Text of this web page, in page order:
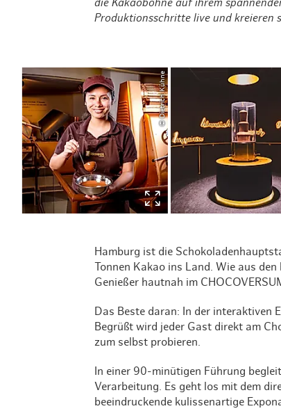
die Kakaobohne auf ihrem
Produktionsschritte live und kreieren
© Dietrich Kühne
Hamburg ist die
Tonnen Kakao ins Land. Wie aus
Genießer hautnah im
Das Beste daran: In der
Begrüßt wird jeder Gast direkt am
zum selbst probieren.
In einer 90-minütigen Führung
Verarbeitung. Es geht los mit dem
beeindruckende kulissenartige